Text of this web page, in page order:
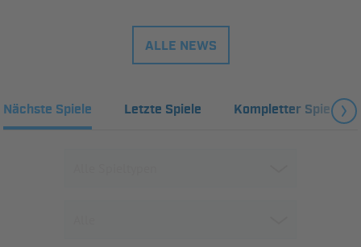
ALLE NEWS
Nächste Spiele Letzte Spiele Kompletter Spielplan